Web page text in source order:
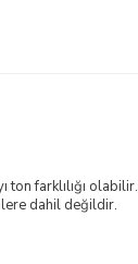
ton farklılığı olabilir.
dahil değildir.